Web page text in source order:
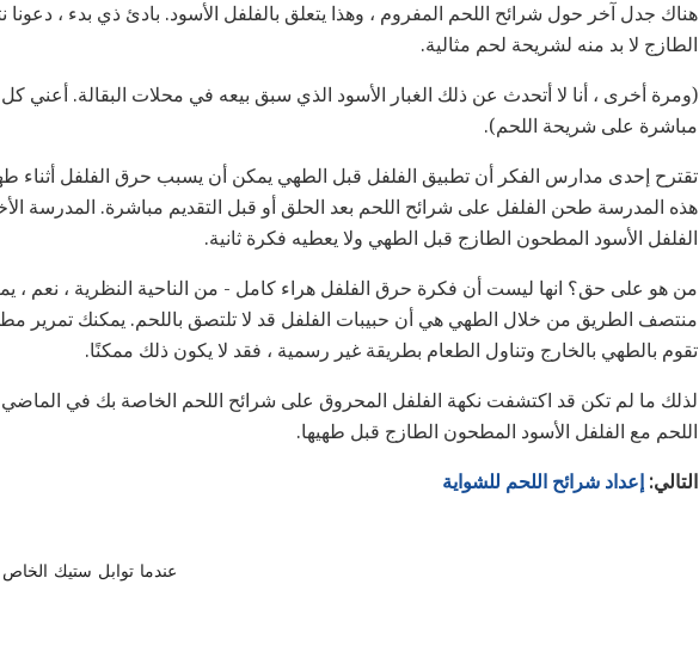
هناك جدل آخر حول شرائح اللحم المفروم ، وهذا يتعلق بالفلفل الأسود. بادئ ذي بدء ،
الطازج لا بد منه لشريحة لحم مثالية.
(ومرة أخرى ، أنا لا أتحدث عن ذلك الغبار الأسود الذي سبق بيعه في محلات البقالة. أعني
مباشرة على شريحة اللحم).
تقترح إحدى مدارس الفكر أن تطبيق الفلفل قبل الطهي يمكن أن يسبب حرق الفلفل أثناء
هذه المدرسة طحن الفلفل على شرائح اللحم بعد الحلق أو قبل التقديم مباشرة. المدرسة
الفلفل الأسود المطحون الطازج قبل الطهي ولا يعطيه فكرة ثانية.
من هو على حق؟ انها ليست أن فكرة حرق الفلفل هراء كامل - من الناحية النظرية ، نعم ،
منتصف الطريق من خلال الطهي هي أن حبيبات الفلفل قد لا تلتصق باللحم. يمكنك تمرير
تقوم بالطهي بالخارج وتناول الطعام بطريقة غير رسمية ، فقد لا يكون ذلك ممكنًا.
لذلك ما لم تكن قد اكتشفت نكهة الفلفل المحروق على شرائح اللحم الخاصة بك في الماضي
اللحم مع الفلفل الأسود المطحون الطازج قبل طهيها.
التالي: إعداد شرائح اللحم للشواية
عندما توابل ستيك